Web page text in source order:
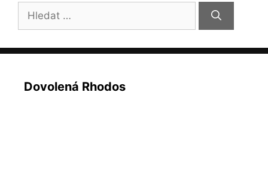
Hledat:
Dovolená Rhodos